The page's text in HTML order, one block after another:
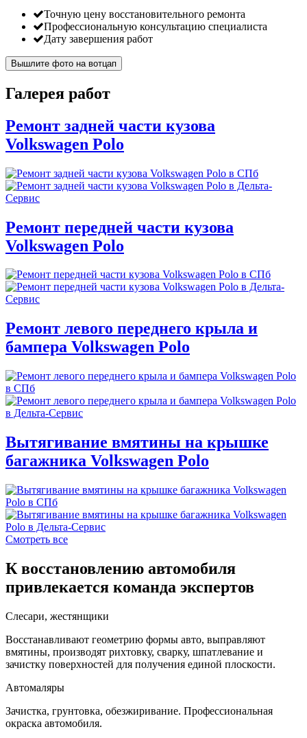
Точную цену восстановительного ремонта
Профессиональную консультацию специалиста
Дату завершения работ
Вышлите фото на вотцап
Галерея работ
Ремонт задней части кузова
Volkswagen Polo
Ремонт передней части кузова
Volkswagen Polo
Ремонт левого переднего крыла и
бампера Volkswagen Polo
Вытягивание вмятины на крышке
багажника Volkswagen Polo
Смотреть все
К восстановлению автомобиля
привлекается команда экспертов
Слесари, жестянщики
Восстанавливают геометрию формы авто, выправляют
вмятины, производят рихтовку, сварку, шпатлевание и
зачистку поверхностей для получения единой плоскости.
Автомаляры
Зачистка, грунтовка, обезжиривание. Профессиональная
окраска автомобиля.